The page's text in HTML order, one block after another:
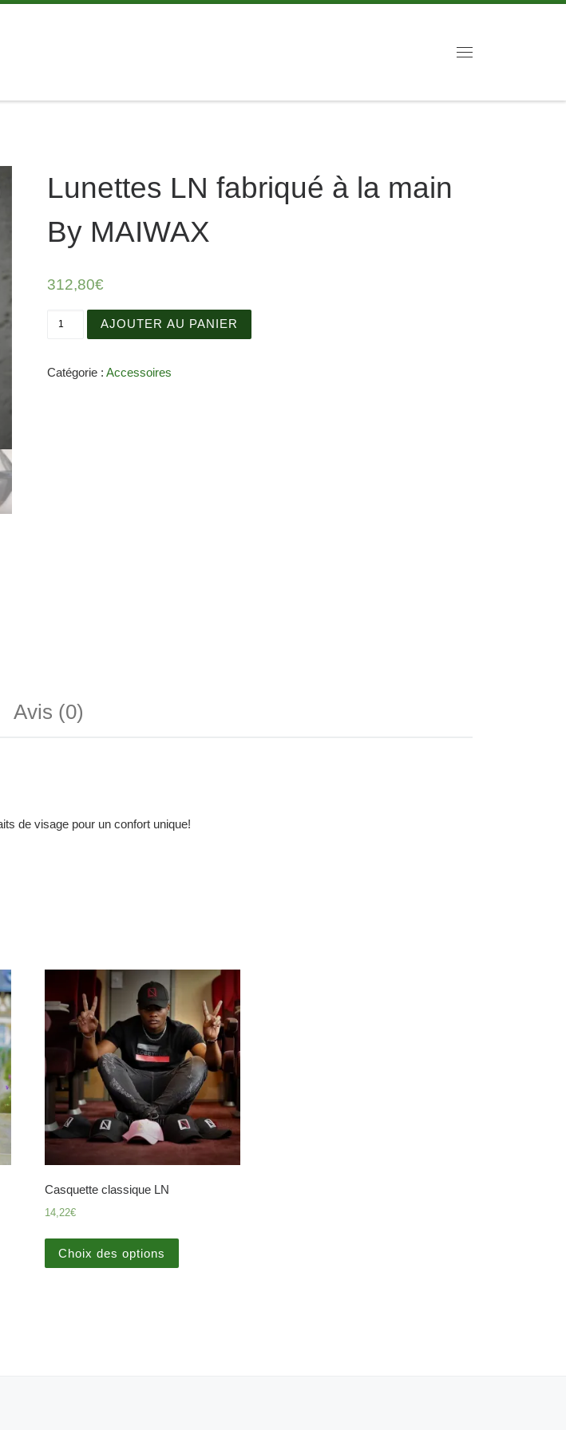
Lunettes LN fabriqué à la main
By MAIWAX
312,80€
AJOUTER AU PANIER
Catégorie :Accessoires
Avis (0)
de visage pour un confort unique!
Casquette classique LN
14,22€
Choix des options